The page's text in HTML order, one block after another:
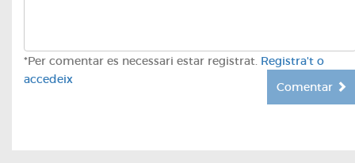
*Per comentar es necessari estar registrat. Registra't o
accedeix
Comentar